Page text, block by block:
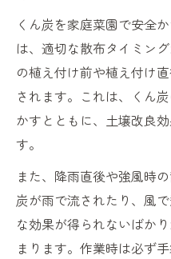
くん炭を家庭菜園で安全
は、適切な散布タイミン
の植え付け前や植え付け
されます。これは、くん
かすとともに、土壌改良
す。
また、降雨直後や強風時
炭が雨で流されたり、風
な効果が得られないばか
まります。作業時は必ず